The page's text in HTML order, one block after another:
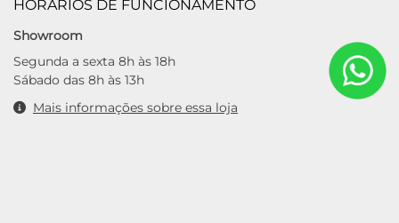
HORÁRIOS DE FUNCIONAMENTO
Showroom
Segunda a sexta 8h às 18h
Sábado das 8h às 13h
Mais informações sobre essa loja